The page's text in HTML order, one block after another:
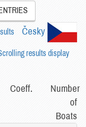
ENTRIES
Česky
results display
Coeff.
Number
of
Boats